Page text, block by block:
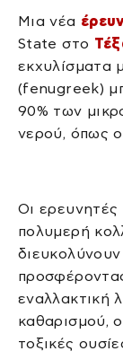
Μια νέα
State στο
εκχυλίσματα
(fenugreek)
90% των
νερού, όπως
Οι ερευνητές
πολυμερή
εναλλακτική
καθαρισμού,
τοξικές